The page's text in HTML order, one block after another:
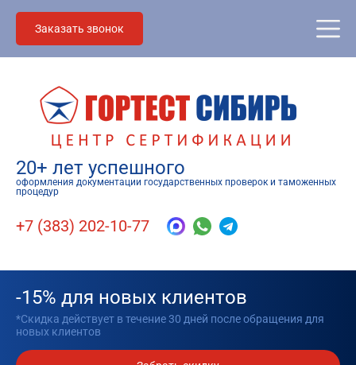
Заказать звонок
20+ лет успешного
оформления документации государственных проверок и таможенных
процедур
+7 (383) 202-10-77
-15% для новых клиентов
*Скидка действует в течение 30 дней после обращения для
новых клиентов